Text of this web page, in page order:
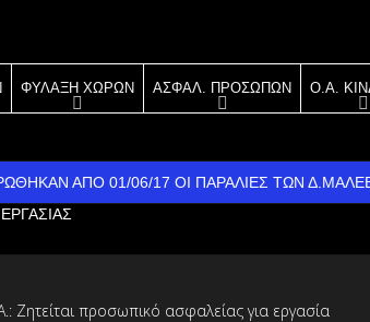
ΦΥΛΑΞΗ ΧΩΡΩΝ ΑΣΦΑΛ. ΠΡΟΣΩΠΩΝ Ο.Α.
ΑΠΟ 01/06/17 ΟΙ ΠΑΡΑΛΙΕΣ ΤΩΝ
ΣΤΟ ΝΑΥΑΓΟΣΩΣΤΙΚΟ ΤΟΜΕΑ ΤΟ 2016!
ΚΑΛΥΨΗ ΤΩΝ ΠΑΡΑΛΙΩΝ ΓΙΑ ΤΟ 2014
Ζητείται προσωπικό ασφαλείας για εργασία